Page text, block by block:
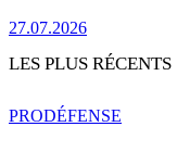
27.07.2026
LES PLUS RÉCENTS
PRODÉFENSE